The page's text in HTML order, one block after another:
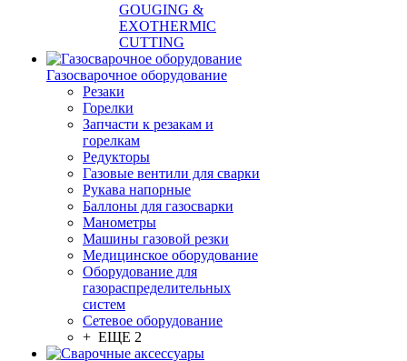
GOUGING &
EXOTHERMIC
CUTTING
Газосварочное оборудование
Резаки
Горелки
Запчасти к резакам и
горелкам
Редукторы
Газовые вентили для сварки
Рукава напорные
Баллоны для газосварки
Манометры
Машины газовой резки
Медицинское оборудование
Оборудование для
газораспределительных
систем
Сетевое оборудование
+ ЕЩЕ 2